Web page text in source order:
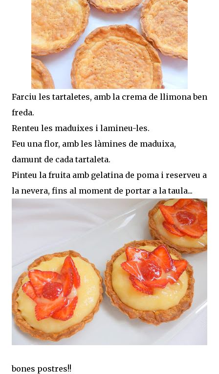
Farciu les tartaletes, amb la crema de llimona ben
freda.
Renteu les maduixes i lamineu-les.
Feu una flor, amb les làmines de maduixa,
damunt de cada tartaleta.
Pinteu la fruita amb gelatina de poma i reserveu a
la nevera, fins al moment de portar a la taula...
bones postres!!